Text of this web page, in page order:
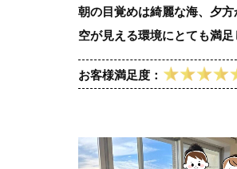
朝の目覚めは綺麗な海、夕
空が見える環境にとても満足
お客様満足度：